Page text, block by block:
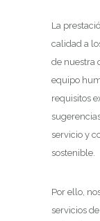
La
calidad a
de nuestra
equipo
requisitos
servicio y
sostenible.
Por ello,
servicios